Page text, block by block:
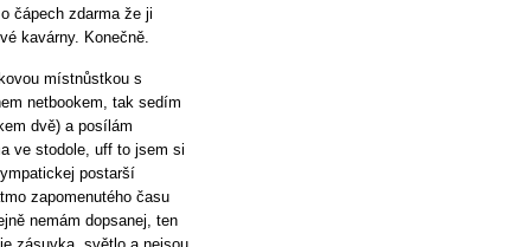
čápech zdarma že ji
kavárny. Konečně.
místnůstkou s
netbookem, tak sedím
dvě) a posílám
ve stodole, uff to jsem si
postarší
zapomenutého času
nemám dopsanej, ten